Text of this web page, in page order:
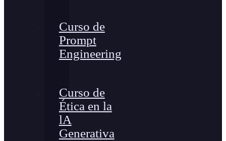
Curso de
Prompt
Engineering
Curso de
Ética en la
lA
Generativa